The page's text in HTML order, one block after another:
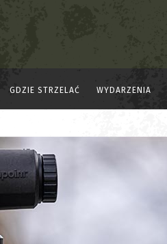
GDZIE STRZELAĆ WYDARZENIA